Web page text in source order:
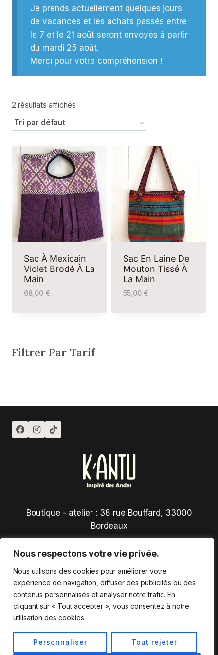
Nous respectons votre vie privée.
Nous utilisons des cookies pour améliorer votre
expérience de navigation, diffuser des publicités ou des
contenus personnalisés et analyser notre trafic. En
cliquant sur « Tout accepter », vous consentez à notre
utilisation des cookies.
Personnaliser Tout rejeter
Je prends actuellement quelques jours
de vacances et les achats passés entre
le 7 et le 21 août seront envoyés à partir
du mardi 25 août.
Merci pour votre compréhension !
2 résultats affichés
Sac À Mexicain
Violet Brodé À La
Main
68,00 €
Sac En Laine De
Mouton Tissé À
La Main
55,00 €
Filtrer Par Tarif
Boutique - atelier : 38 rue Bouffard, 33000
Bordeaux
Conditions générales de vente